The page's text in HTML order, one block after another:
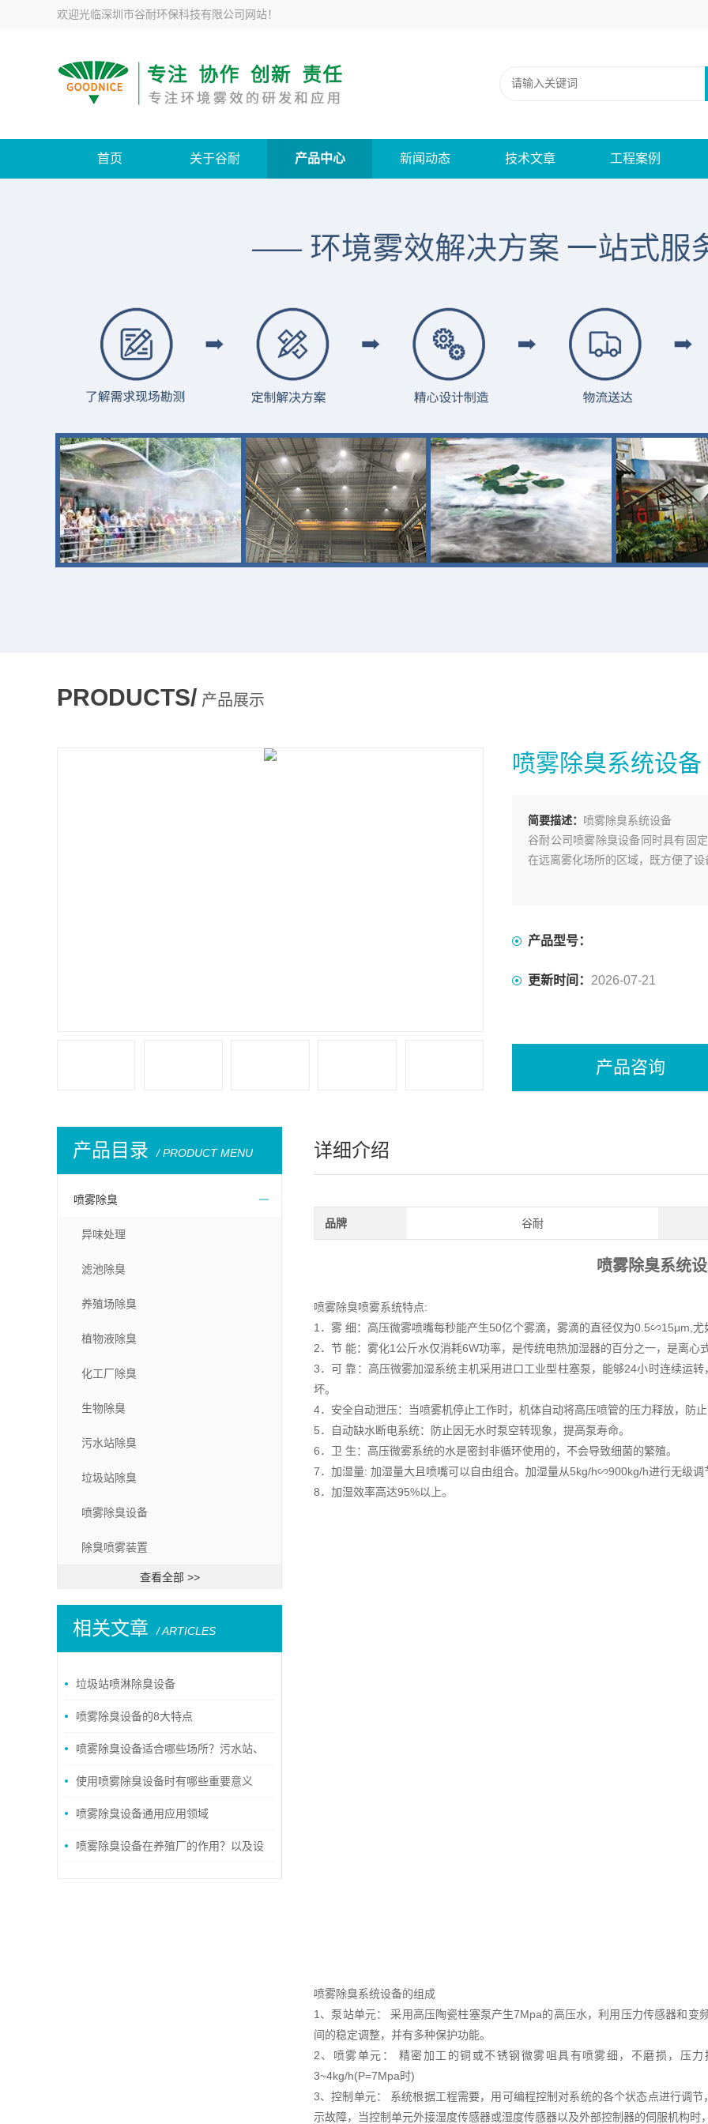
欢迎光临深圳市谷耐环保科技有限公司网站！
首页 关于谷耐 产品中心 新闻动态 技术文章 工程案例
PRODUCTS/ 产品展示
喷雾除臭系统设备
简要描述： 喷雾除臭系统设备
谷耐公司喷雾除臭设备同时具有固
在远离雾化场所的区域，既方便了
产品型号：
更新时间： 2026-07-21
产品咨询
产品目录 / PRODUCT MENU
喷雾除臭
异味处理
滤池除臭
养殖场除臭
植物液除臭
化工厂除臭
生物除臭
污水站除臭
垃圾站除臭
喷雾除臭设备
除臭喷雾装置
查看全部 >>
相关文章 / ARTICLES
垃圾站喷淋除臭设备
喷雾除臭设备的8大特点
喷雾除臭设备适合哪些场所？污水站、
垃圾站异味治理设备详解
使用喷雾除臭设备时有哪些重要意义
呢？喷雾除臭设备通用应用领域
喷雾除臭设备在养殖厂的作用？以及设
详细介绍
品牌 谷耐
喷雾除臭系统
喷雾除臭喷雾系统特点:
1．雾 细：高压微雾喷嘴每秒能产生50亿个雾滴，雾滴的直径仅为0.5∽15μm,尤
2．节 能：雾化1公斤水仅消耗6W功率，是传统电热加湿器的百分之一，是离心
3．可 靠：高压微雾加湿系统主机采用进口工业型柱塞泵，能够24小时连续运
坏。
4．安全自动泄压：当喷雾机停止工作时，机体自动将高压喷管的压力释放，防
5．自动缺水断电系统：防止因无水时泵空转现象，提高泵寿命。
6．卫 生：高压微雾系统的水是密封非循环使用的，不会导致细菌的繁殖。
7．加湿量: 加湿量大且喷嘴可以自由组合。加湿量从5kg/h∽900kg/h进行无级调
8．加湿效率高达95%以上。
喷雾除臭系统设备的组成
1、泵站单元： 采用高压陶瓷柱塞泵产生7Mpa的高压水，利用压力传感器和
间的稳定调整，并有多种保护功能。
2、喷雾单元： 精密加工的铜或不锈钢微雾咀具有喷雾细，不磨损，压
3~4kg/h(P=7Mpa时)
3、控制单元： 系统根据工程需要，用可编程控制对系统的各个状态点进行调
示故障，当控制单元外接湿度传感器或湿度传感器以及外部控制器的伺服机构时